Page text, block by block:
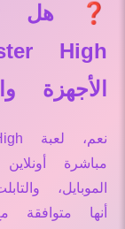
الأجهزة
مباشرة
الموبايل،
أنها